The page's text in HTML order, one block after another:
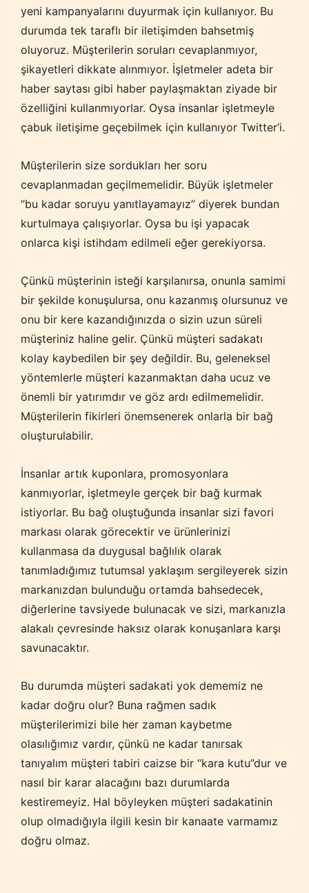
yeni kampanyalarını duyurmak için kullanıyor. Bu
durumda tek taraflı bir iletişimden bahsetmiş
oluyoruz. Müşterilerin soruları cevaplanmıyor,
şikayetleri dikkate alınmıyor. İşletmeler adeta bir
haber saytası gibi haber paylaşmaktan ziyade bir
özelliğini kullanmıyorlar. Oysa insanlar işletmeyle
çabuk iletişime geçebilmek için kullanıyor Twitter’i.
Müşterilerin size sordukları her soru
cevaplanmadan geçilmemelidir. Büyük işletmeler
“bu kadar soruyu yanıtlayamayız” diyerek bundan
kurtulmaya çalışıyorlar. Oysa bu işi yapacak
onlarca kişi istihdam edilmeli eğer gerekiyorsa.
Çünkü müşterinin isteği karşılanırsa, onunla samimi
bir şekilde konuşulursa, onu kazanmış olursunuz ve
onu bir kere kazandığınızda o sizin uzun süreli
müşteriniz haline gelir. Çünkü müşteri sadakatı
kolay kaybedilen bir şey değildir. Bu, geleneksel
yöntemlerle müşteri kazanmaktan daha ucuz ve
önemli bir yatırımdır ve göz ardı edilmemelidir.
Müşterilerin fikirleri önemsenerek onlarla bir bağ
oluşturulabilir.
İnsanlar artık kuponlara, promosyonlara
kanmıyorlar, işletmeyle gerçek bir bağ kurmak
istiyorlar. Bu bağ oluştuğunda insanlar sizi favori
markası olarak görecektir ve ürünlerinizi
kullanmasa da duygusal bağlılık olarak
tanımladığımız tutumsal yaklaşım sergileyerek sizin
markanızdan bulunduğu ortamda bahsedecek,
diğerlerine tavsiyede bulunacak ve sizi, markanızla
alakalı çevresinde haksız olarak konuşanlara karşı
savunacaktır.
Bu durumda müşteri sadakati yok dememiz ne
kadar doğru olur? Buna rağmen sadık
müşterilerimizi bile her zaman kaybetme
olasılığımız vardır, çünkü ne kadar tanırsak
tanıyalım müşteri tabiri caizse bir “kara kutu”dur ve
nasıl bir karar alacağını bazı durumlarda
kestiremeyiz. Hal böyleyken müşteri sadakatinin
olup olmadığıyla ilgili kesin bir kanaate varmamız
doğru olmaz.